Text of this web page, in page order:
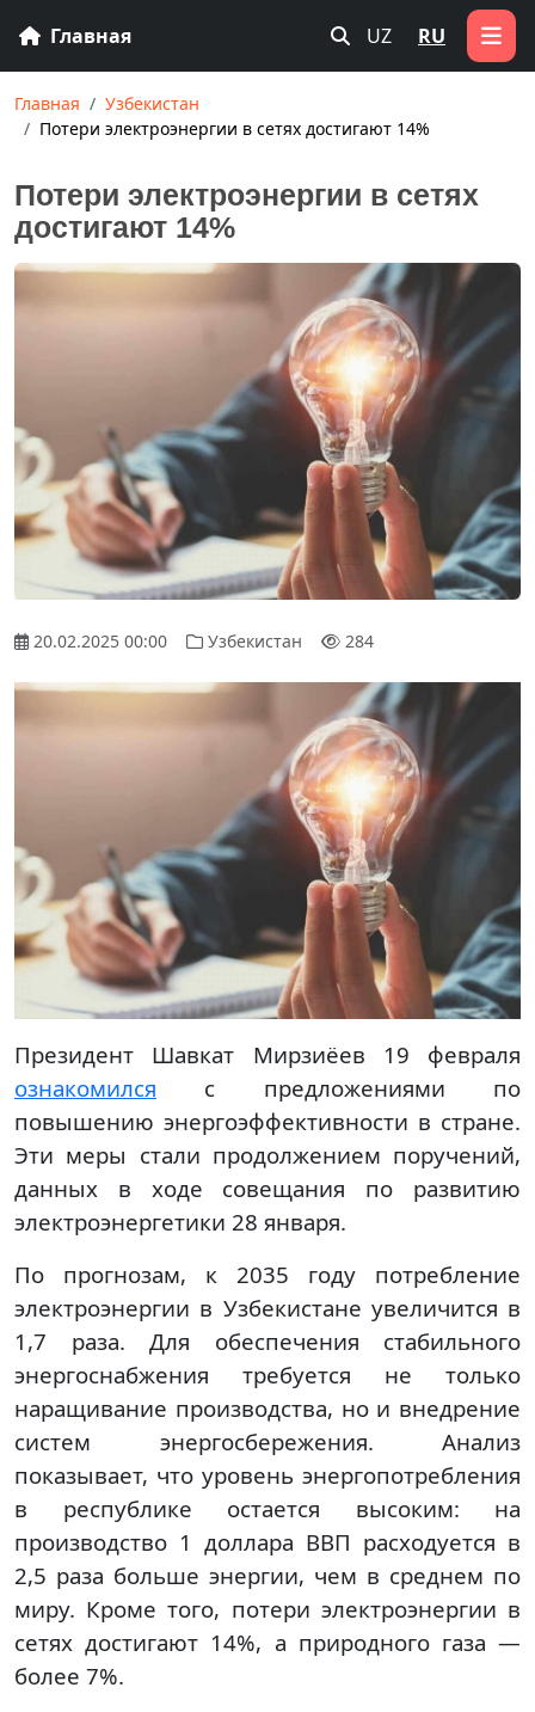
Главная UZ RU
Главная
Узбекистан
Потери электроэнергии в сетях достигают 14%
Потери электроэнергии в сетях
достигают 14%
20.02.2025 00:00 Узбекистан 284
Президент Шавкат Мирзиёев 19 февраля
ознакомился с предложениями по
повышению энергоэффективности в стране.
Эти меры стали продолжением поручений,
данных в ходе совещания по развитию
электроэнергетики 28 января.
По прогнозам, к 2035 году потребление
электроэнергии в Узбекистане увеличится в
1,7 раза. Для обеспечения стабильного
энергоснабжения требуется не только
наращивание производства, но и внедрение
систем энергосбережения. Анализ
показывает, что уровень энергопотребления
в республике остается высоким: на
производство 1 доллара ВВП расходуется в
2,5 раза больше энергии, чем в среднем по
миру. Кроме того, потери электроэнергии в
сетях достигают 14%, а природного газа —
более 7%.